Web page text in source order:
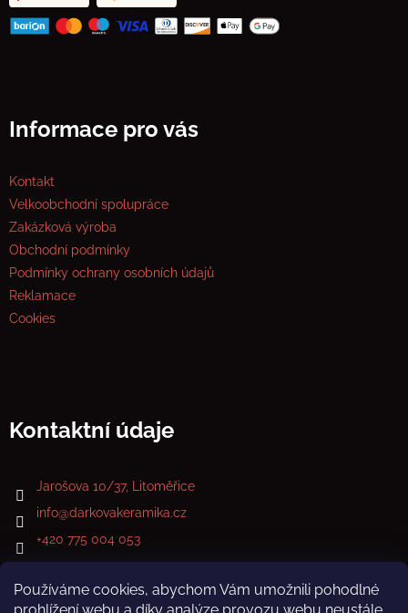
Používáme cookies, abychom Vám umožnili pohodlné
Informace pro vás
Kontakt
Velkoobchodní spolupráce
Zakázková výroba
Obchodní podmínky
Podmínky ochrany osobních údajů
Reklamace
Cookies
Kontaktní údaje
Jarošova 10/37, Litoměřice
info@darkovakeramika.cz
+420 775 004 053